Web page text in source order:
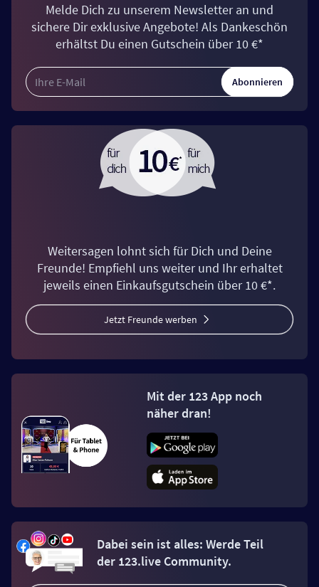
Melde Dich zu unserem Newsletter an und
sichere Dir exklusive Angebote! Als Dankeschön
erhältst Du einen Gutschein über 10 €*
Abonnieren
Weitersagen lohnt sich für Dich und Deine
Freunde! Empfiehl uns weiter und Ihr erhaltet
jeweils einen Einkaufsgutschein über 10 €*.
Jetzt Freunde werben
Mit der 123 App noch
näher dran!
Dabei sein ist alles: Werde Teil
der 123.live Community.